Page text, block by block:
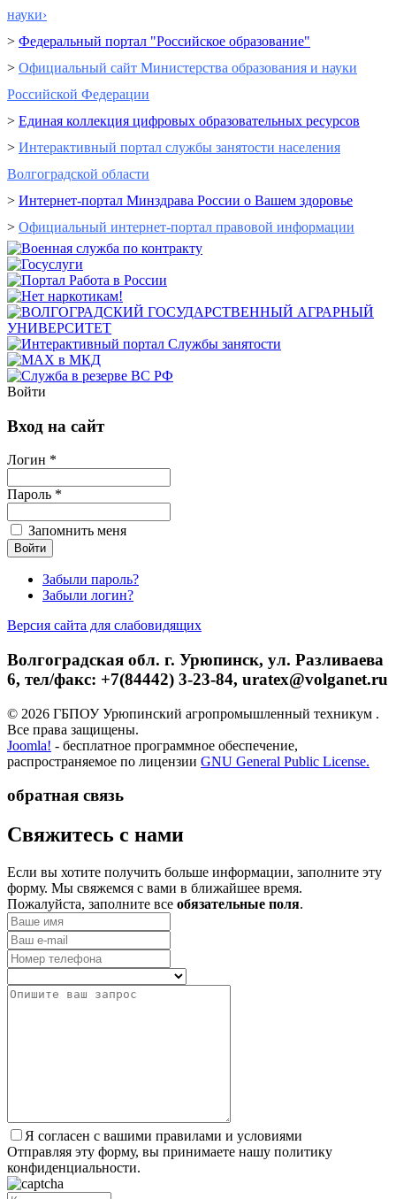
науки›
> Федеральный портал "Российское образование"
> Официальный сайт Министерства образования и науки
Российской Федерации
> Единая коллекция цифровых образовательных ресурсов
> Интерактивный портал cлужбы занятости населения
Волгоградской области
> Интернет-портал Минздрава России о Вашем здоровье
> Официальный интернет-портал правовой информации
Войти
Вход на сайт
Логин *
Пароль *
Запомнить меня
Забыли пароль?
Забыли логин?
Версия сайта для слабовидящих
Волгоградская обл. г. Урюпинск, ул. Разливаева
6, тел/факс: +7(84442) 3-23-84, uratex@volganet.ru
© 2026 ГБПОУ Урюпинский агропромышленный техникум .
Все права защищены.
Joomla! - бесплатное программное обеспечение,
распространяемое по лицензии GNU General Public License.
обратная связь
­Свяжитесь с нами
Если вы хотите получить больше информации, заполните эту
форму. Мы свяжемся с вами в ближайшее время.
Пожалуйста, заполните все обязательные поля.
Я согласен с вашими правилами и условиями
Отправляя эту форму, вы принимаете нашу политику
конфиденциальности.